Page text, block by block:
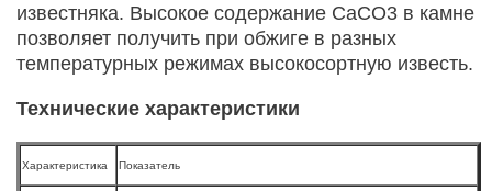
известняка. Высокое содержание СаСО3 в камне
позволяет получить при обжиге в разных
температурных режимах высокосортную известь.
Технические характеристики
Характеристика Показатель